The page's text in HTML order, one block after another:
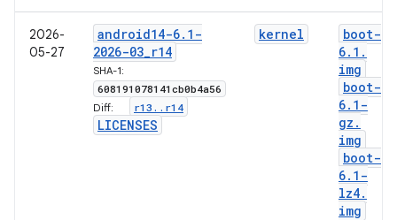
2026-
05-27
android14-6. 1-
2026-03_r14
SHA-1:
608191078141cb0b4a56
Diff: r13 . . r14
LICENSES
kernel
boot-
6. 1 .
img
boot-
6. 1-
gz .
img
boot-
6. 1-
lz4.
img